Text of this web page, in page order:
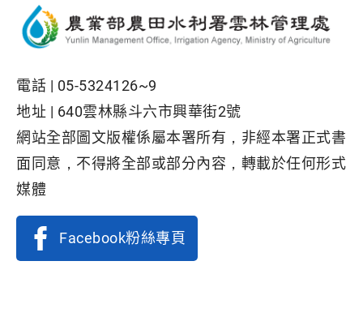
電話 | 05-5324126~9
地址 | 640雲林縣斗六市興華街2號
網站全部圖文版權係屬本署所有，非經本署正式書
面同意，不得將全部或部分內容，轉載於任何形式
媒體
Facebook粉絲專頁